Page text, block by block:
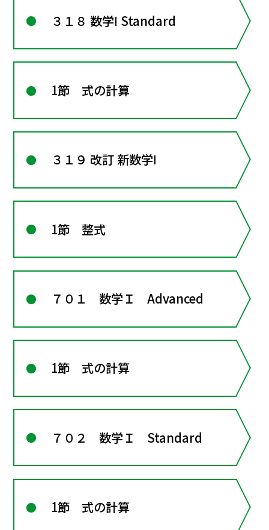
３１８ 数学Ⅰ Standard
1節 式の計算
３１９ 改訂 新数学Ⅰ
1節 整式
７０１ 数学Ｉ Advanced
1節 式の計算
７０２ 数学Ｉ Standard
1節 式の計算